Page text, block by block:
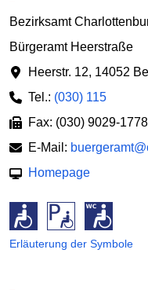
Bezirksamt
Bürgeramt Heerstraße
Heerstr. 12, 14052
Tel.: (030) 115
Fax: (030) 9029-
E-Mail:
Homepage
Erläuterung der Symbole